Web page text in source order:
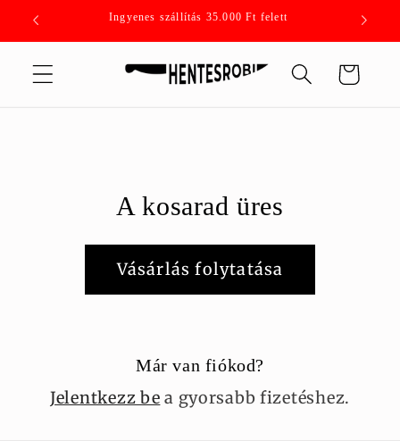
Ugrás a
Ingyenes szállítás 35.000 Ft felett
Kosár
A kosarad üres
Vásárlás folytatása
Már van fiókod?
Jelentkezz be a gyorsabb fizetéshez.